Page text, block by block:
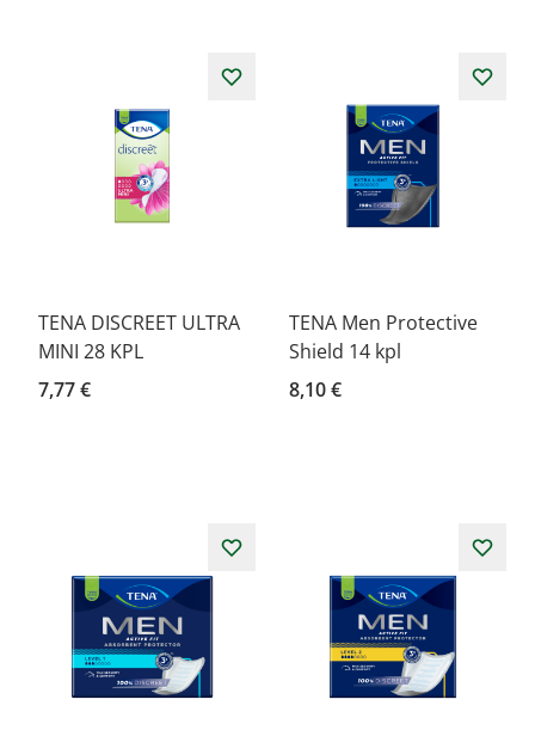
TENA DISCREET ULTRA
MINI 28 KPL
7,77 €
TENA Men Protective
Shield 14 kpl
8,10 €